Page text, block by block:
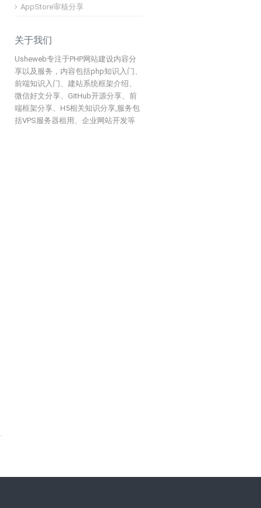
AppStore审核分享
关于我们
Usheweb专注于PHP网站建设内容分
享以及服务，内容包括php知识入门、
前端知识入门、建站系统框架介绍、
微信好文分享、GitHub开源分享、前
端框架分享、H5相关知识分享,服务包
括VPS服务器租用、企业网站开发等